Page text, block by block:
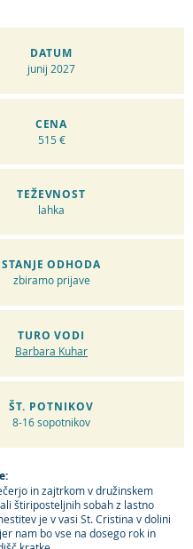
DATUM
junij 2027
CENA
515 €
TEŽEVNOST
lahka
STANJE ODHODA
zbiramo prijave
TURO VODI
Barbara Kuhar
ŠT. POTNIKOV
8-16 sopotnikov
in zajtrkom v družinskem
štiriposteljnih sobah z lastno
je v vasi St. Cristina v dolini
nam bo vse na dosego rok in